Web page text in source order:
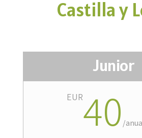
Castilla y
Junior
EUR40 /